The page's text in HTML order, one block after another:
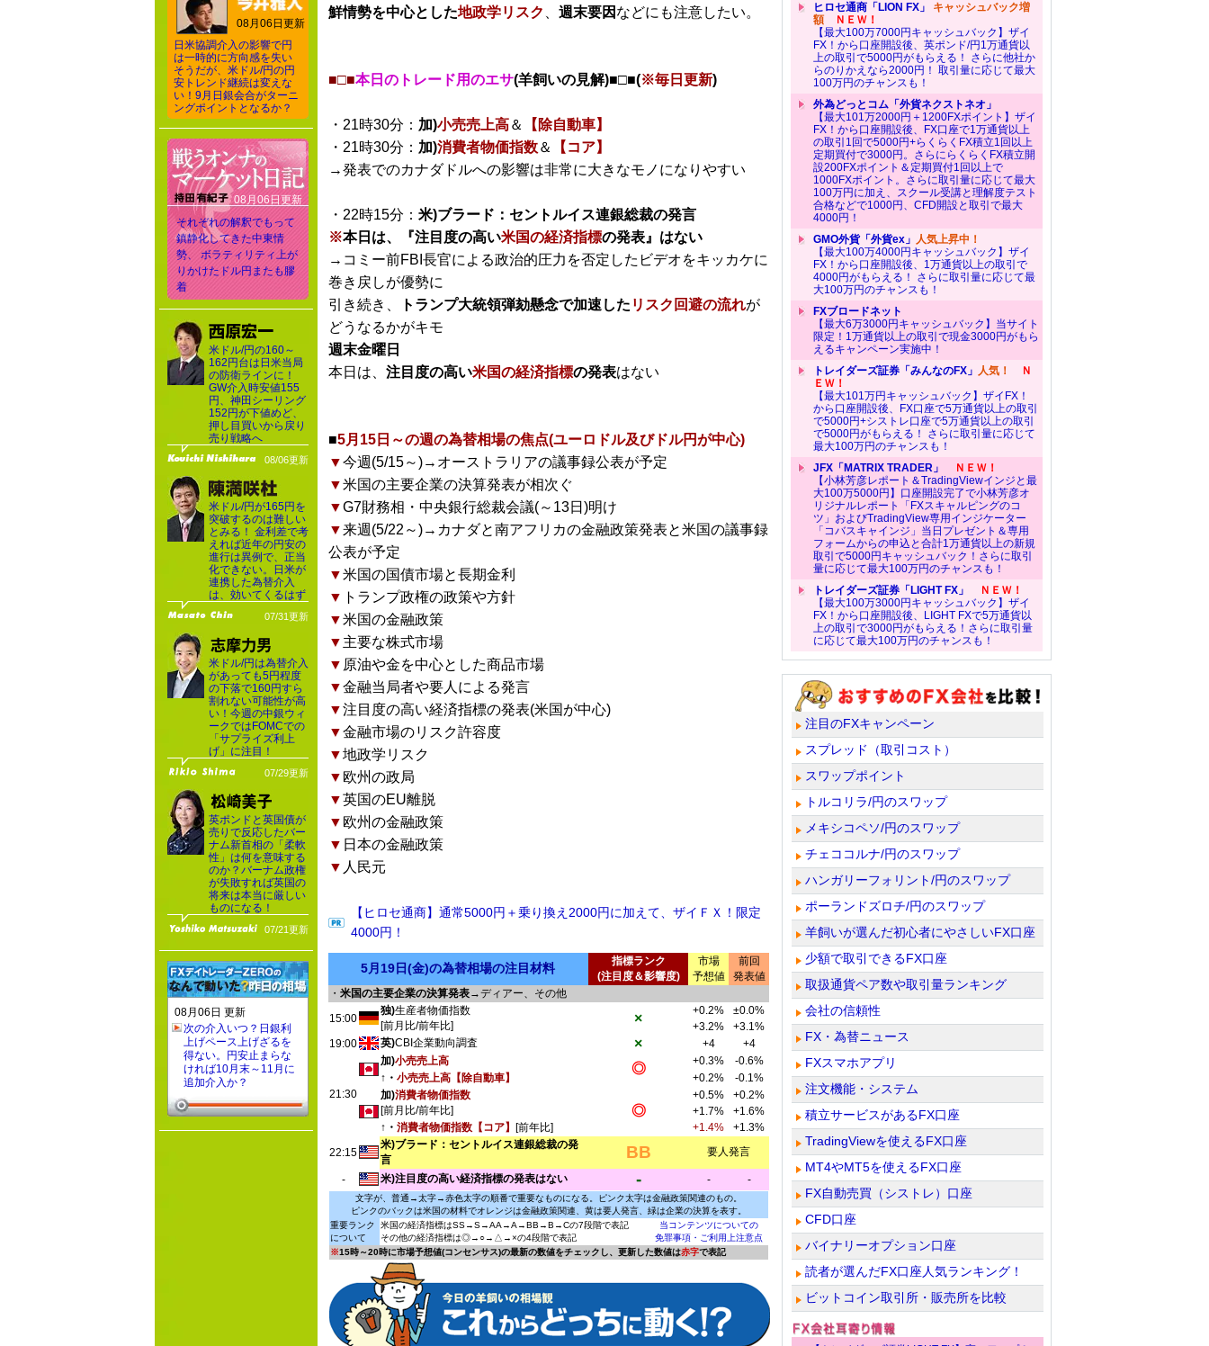
鮮情勢を中心とした地政学リスク 週末要因 などにも注意したい。
■□■本日のトレード用のエサ(羊飼いの見解)■□■(※毎日更新)
・21時30分： 加)小売売上高＆
【除自動車】
・21時30分： 加)消費者物価指数＆
【コア】
→発表でのカナダドルへの影響は非常に大きなモノになりやすい
・22時15分： 米)ブラード：セントルイス連銀総裁の発言
※本日は、『注目度の高い米国の経済指標の発表』はない
→コミー前FBI長官による政治的圧力を否定したビデオをキッカケに
巻き戻しが優勢に
引き続き、
トランプ大統領弾劾懸念で加速した リスク回避の流れが
どうなるかがキモ
週末金曜日
本日は、 注目度の高い米国の経済指標の発表はない
■5月15日～の週の為替相場の焦点(ユーロドル及びドル円が中心)
▼今週(5/15～)→オーストラリアの議事録公表が予定
▼米国の主要企業の決算発表が相次ぐ
▼G7財務相・中央銀行総裁会議(～13日)明け
▼来週(5/22～)→カナダと南アフリカの金融政策発表と米国の議事録
公表が予定
▼米国の国債市場と長期金利
▼ トランプ政権の政策や方針
▼米国の金融政策
▼ 主要な株式市場
▼ 原油や金を中心とした商品市場
▼金融当局者や要人による発言
▼注目度の高い経済指標の発表(米国が中心)
▼金融市場のリスク許容度
▼地政学リスク
▼ 欧州の政局
▼英国のEU離脱
▼ 欧州の金融政策
▼ 日本の金融政策
▼ 人民元
【ヒロセ通商】通常5000円＋乗り換え2000円に加えて、ザイＦＸ！限定
4000円！
5月19日(金)の為替相場の注目材料
指標ランク
(注目度＆影響度)
市場
予想値
前回
発表値
・ 米国の主要企業の決算発表→ディアー、その他
15:00
独)生産者物価指数
[前月比/前年比]
× +0.2%
±0.0%
+3.2%
+3.1%
19:00
英)CBI企業動向調査 × +4 +4
21:30
加)小売売上高 ◎ +0.3%
-0.6%
↑・ 小売売上高【除自動車】 +0.2%
-0.1%
加)消費者物価指数
[前月比/前年比]
◎
+0.5%
+0.2%
+1.7%
+1.6%
↑・ 消費者物価指数【コア】 [前年比] +1.4%
+1.3%
22:15
米)ブラード：セントルイス連銀総裁の発
言
BB 要人発言
- 米)注目度の高い経済指標の発表はない - - -
文字が、普通→太字→赤色太字の順番で重要なものになる。ピンク太字は金融政策関連のもの。
ピンクのバックは米国の材料でオレンジは金融政策関連、黄は要人発言、緑は企業の決算を表す。
重要ランク
について
米国の経済指標はSS→S→AA→A→BB→B→Cの7段階で表記
その他の経済指標は◎→○→△→×の4段階で表記
当コンテンツについての
免罪事項・ご利用上注意点
※15時～20時に市場予想値(コンセンサス)の最新の数値をチェックし、更新した数値は赤字で表記
ヒロセ通商「LION FX」 キャッシュバック増
額ＮＥＷ！
【最大100万7000円キャッシュバック】ザイ
FX！から口座開設後、英ポンド/円1万通貨以
上の取引で5000円がもらえる！ さらに他社か
らのりかえなら2000円！ 取引量に応じて最大
100万円のチャンスも！
外為どっとコム「外貨ネクストネオ」
【最大101万2000円＋1200FXポイント】ザイ
FX！から口座開設後、FX口座で1万通貨以上
の取引1回で5000円+らくらくFX積立1回以上
定期買付で3000円。さらにらくらくFX積立開
設200FXポイント＆定期買付1回以上で
1000FXポイント。さらに取引量に応じて最大
100万円に加え、スクール受講と理解度テスト
合格などで1000円、CFD開設と取引で最大
4000円！
GMO外貨「外貨ex」 人気上昇中！
【最大100万4000円キャッシュバック】ザイ
FX！から口座開設後、1万通貨以上の取引で
4000円がもらえる！ さらに取引量に応じて最
大100万円のチャンスも！
FXブロードネット
【最大6万3000円キャッシュバック】当サイト
限定！1万通貨以上の取引で現金3000円がもら
えるキャンペーン実施中！
トレイダーズ証券「みんなのFX」 人気！
Ｎ
ＥＷ！
【最大101万円キャッシュバック】ザイFX！
から口座開設後、FX口座で5万通貨以上の取引
で5000円+シストレ口座で5万通貨以上の取引
で5000円がもらえる！ さらに取引量に応じて
最大100万円のチャンスも！
JFX「MATRIX TRADER」
ＮＥＷ！
【小林芳彦レポート＆TradingViewインジと最
大100万5000円】口座開設完了で小林芳彦オ
リジナルレポート「FXスキャルピングのコ
ツ」およびTradingView専用インジケーター
「コバスキャインジ」当日プレゼント＆専用
フォームからの申込と合計1万通貨以上の新規
取引で5000円キャッシュバック！さらに取引
量に応じて最大100万円のチャンスも！
トレイダーズ証券「LIGHT FX」
ＮＥＷ！
【最大100万3000円キャッシュバック】ザイ
FX！から口座開設後、LIGHT FXで5万通貨以
上の取引で3000円がもらえる！さらに取引量
に応じて最大100万円のチャンスも！
注目のFXキャンペーン
スプレッド（取引コスト）
スワップポイント
トルコリラ/円のスワップ
メキシコペソ/円のスワップ
チェココルナ/円のスワップ
ハンガリーフォリント/円のスワップ
ポーランドズロチ/円のスワップ
羊飼いが選んだ初心者にやさしいFX口座
少額で取引できるFX口座
取扱通貨ペア数や取引量ランキング
会社の信頼性
FX・為替ニュース
FXスマホアプリ
注文機能・システム
積立サービスがあるFX口座
TradingViewを使えるFX口座
MT4やMT5を使えるFX口座
FX自動売買（シストレ）口座
CFD口座
バイナリーオプション口座
読者が選んだFX口座人気ランキング！
ビットコイン取引所・販売所を比較
08月06日更新
日米協調介入の影響で円
は一時的に方向感を失い
そうだが、米ドル/円の円
安トレンド継続は変えな
い！9月日銀会合がターニ
ングポイントとなるか？
08月06日更新
それぞれの解釈でもって
鎮静化してきた中東情
勢、 ボラティリティ上が
りかけたドル円またも膠
着
米ドル/円の160～
162円台は日米当局
の防衛ラインに！
GW介入時安値155
円、神田シーリング
152円が下値めど、
押し目買いから戻り
売り戦略へ
08/06更新
米ドル/円が165円を
突破するのは難しい
とみる！ 金利差で考
えれば近年の円安の
進行は異例で、正当
化できない。日米が
連携した為替介入
は、効いてくるはず
07/31更新
米ドル/円は為替介入
があっても5円程度
の下落で160円すら
割れない可能性が高
い！今週の中銀ウィ
ークではFOMCでの
「サプライズ利上
げ」に注目！
07/29更新
英ポンドと英国債が
売りで反応したバー
ナム新首相の「柔軟
性」は何を意味する
のか？バーナム政権
が失敗すれば英国の
将来は本当に厳しい
ものになる！
07/21更新
08月06日 更新
次の介入いつ？日銀利
上げペース上げざるを
得ない。円安止まらな
ければ10月末～11月に
追加介入か？